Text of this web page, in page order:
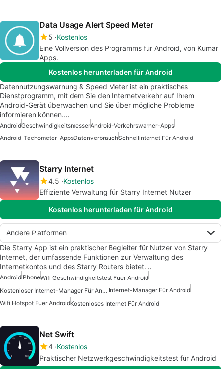
Data Usage Alert Speed Meter
5 Kostenlos
Eine Vollversion des Programms für Android, von Kumar
Apps.
Kostenlos herunterladen für Android
Datennutzungswarnung & Speed Meter ist ein praktisches
Dienstprogramm, mit dem Sie den Internetverkehr auf Ihrem
Android-Gerät überwachen und Sie über mögliche Probleme
informieren können.…
AndroidGeschwindigkeitsmesserAndroid-Verkehrswarner-Apps
Android-Tachometer-AppsDatenverbrauchSchnellinternet Für Android
Starry Internet
4.5 Kostenlos
Effiziente Verwaltung für Starry Internet Nutzer
Kostenlos herunterladen für Android
Andere Platformen
Die Starry App ist ein praktischer Begleiter für Nutzer von Starry
Internet, der umfassende Funktionen zur Verwaltung des
Internetkontos und des Starry Routers bietet.…
AndroidiPhoneWifi Geschwindigkeitstest Fuer Android
Kostenloser Internet-Manager Für Android Internet-Manager Für Android
Wifi Hotspot Fuer AndroidKostenloses Internet Für Android
Net Swift
4 Kostenlos
Praktischer Netzwerkgeschwindigkeitstest für Android